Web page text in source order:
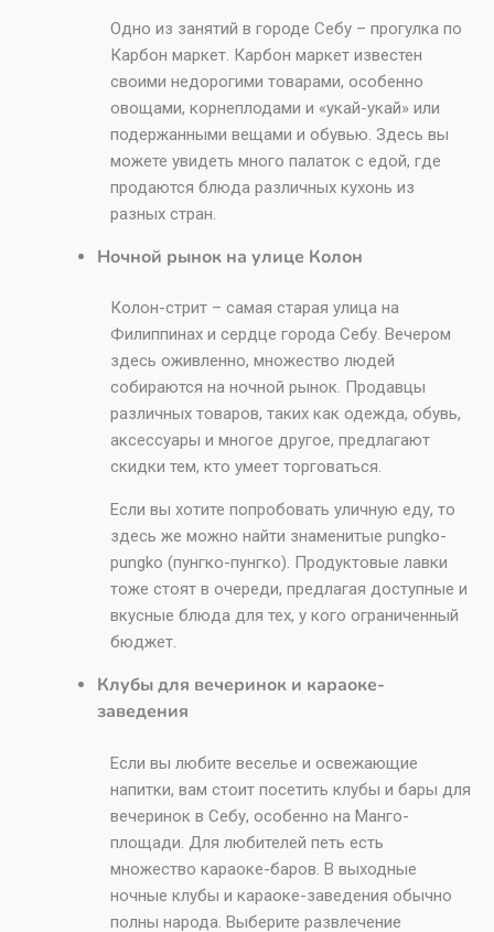
Одно из занятий в городе Себу – прогулка по
Карбон маркет. Карбон маркет известен
своими недорогими товарами, особенно
овощами, корнеплодами и «укай-укай» или
подержанными вещами и обувью. Здесь вы
можете увидеть много палаток с едой, где
продаются блюда различных кухонь из
разных стран.
Ночной рынок на улице Колон
Колон-стрит – самая старая улица на
Филиппинах и сердце города Себу. Вечером
здесь оживленно, множество людей
собираются на ночной рынок. Продавцы
различных товаров, таких как одежда, обувь,
аксессуары и многое другое, предлагают
скидки тем, кто умеет торговаться.
Если вы хотите попробовать уличную еду, то
здесь же можно найти знаменитые pungko-
pungko (пунгко-пунгко). Продуктовые лавки
тоже стоят в очереди, предлагая доступные и
вкусные блюда для тех, у кого ограниченный
бюджет.
Клубы для вечеринок и караоке-
заведения
Если вы любите веселье и освежающие
напитки, вам стоит посетить клубы и бары для
вечеринок в Себу, особенно на Манго-
площади. Для любителей петь есть
множество караоке-баров. В выходные
ночные клубы и караоке-заведения обычно
полны народа. Выберите развлечение